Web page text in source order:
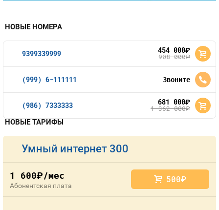
НОВЫЕ НОМЕРА
9399339999 454 000руб.
908 000руб.
(999) 6-111111 Звоните
(986) 7333333 681 000руб.
1 362 000руб.
НОВЫЕ ТАРИФЫ
Умный интернет 300
1 600руб./мес
Абонентская плата
500руб.